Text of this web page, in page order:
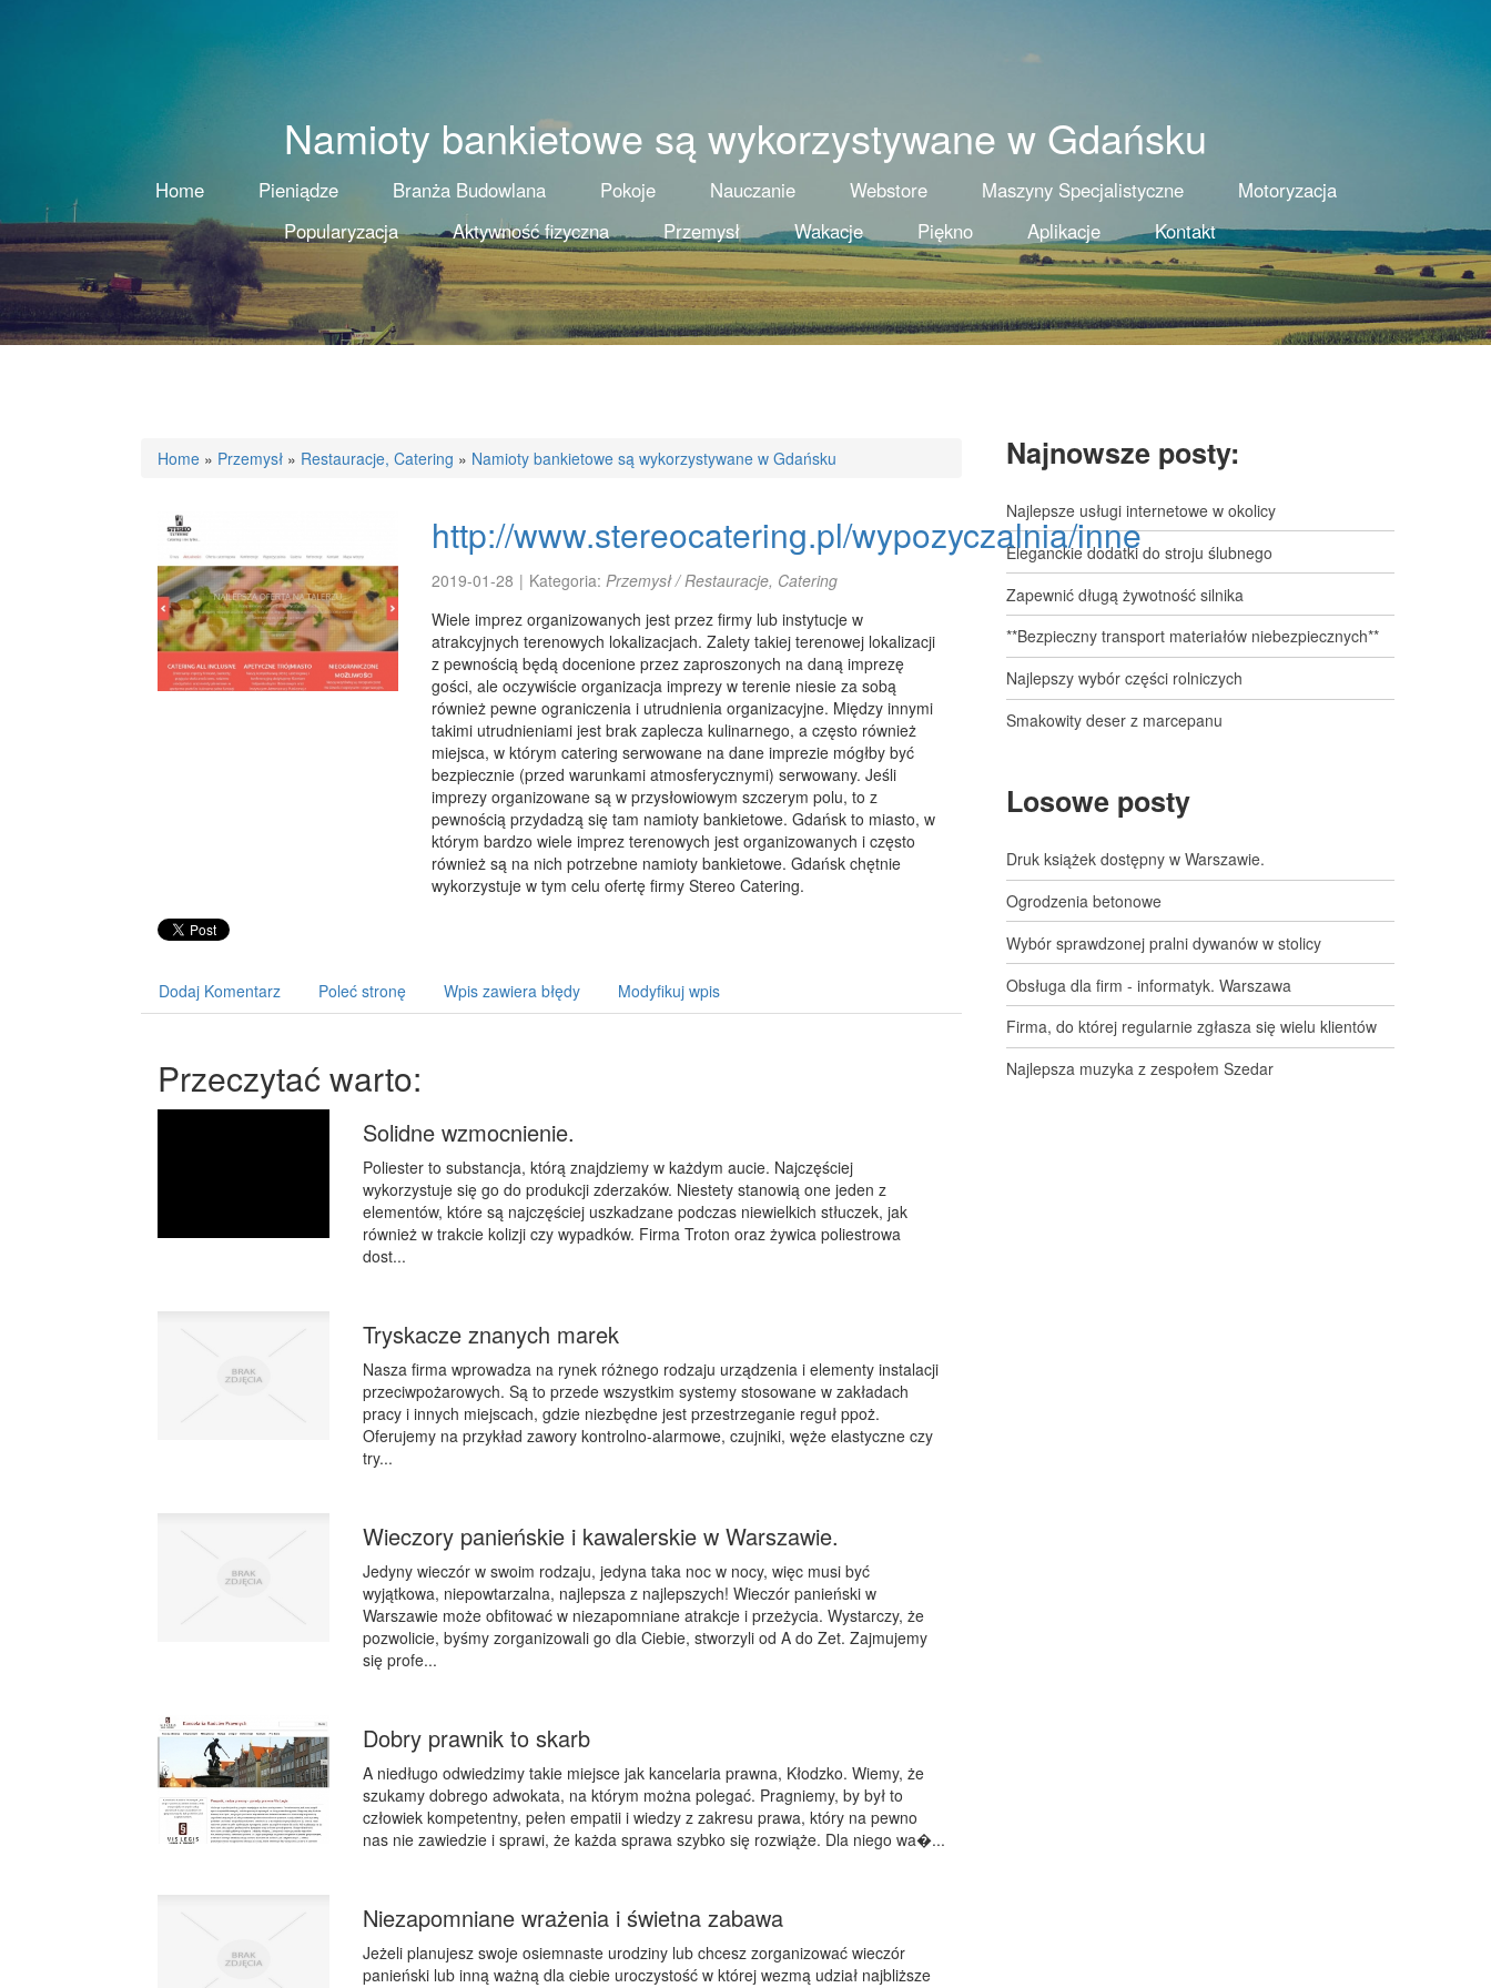
Namioty bankietowe są wykorzystywane w Gdańsku
Home Pieniądze Branża Budowlana Pokoje Nauczanie Webstore Maszyny Specjalistyczne
Motoryzacja
Popularyzacja
Aktywność fizyczna Przemysł Wakacje Piękno Aplikacje Kontakt
Home » Przemysł » Restauracje, Catering » Namioty bankietowe są wykorzystywane w Gdańsku
http://www.stereocatering.pl/wypozyczalnia/inne
2019-01-28 | Kategoria: Przemysł / Restauracje, Catering
Wiele imprez organizowanych jest przez firmy lub instytucje w
atrakcyjnych terenowych lokalizacjach. Zalety takiej terenowej lokalizacji
z pewnością będą docenione przez zaproszonych na daną imprezę
gości, ale oczywiście organizacja imprezy w terenie niesie za sobą
również pewne ograniczenia i utrudnienia organizacyjne. Między innymi
takimi utrudnieniami jest brak zaplecza kulinarnego, a często również
miejsca, w którym catering serwowane na dane imprezie mógłby być
bezpiecznie (przed warunkami atmosferycznymi) serwowany. Jeśli
imprezy organizowane są w przysłowiowym szczerym polu, to z
pewnością przydadzą się tam namioty bankietowe. Gdańsk to miasto, w
którym bardzo wiele imprez terenowych jest organizowanych i często
również są na nich potrzebne namioty bankietowe. Gdańsk chętnie
wykorzystuje w tym celu ofertę firmy Stereo Catering.
Dodaj Komentarz Poleć stronę Wpis zawiera błędy Modyfikuj wpis
Przeczytać warto:
Solidne wzmocnienie.
Poliester to substancja, którą znajdziemy w każdym aucie. Najczęściej
wykorzystuje się go do produkcji zderzaków. Niestety stanowią one jeden z
elementów, które są najczęściej uszkadzane podczas niewielkich stłuczek, jak
również w trakcie kolizji czy wypadków. Firma Troton oraz żywica poliestrowa
dost...
Tryskacze znanych marek
Nasza firma wprowadza na rynek różnego rodzaju urządzenia i elementy instalacji
przeciwpożarowych. Są to przede wszystkim systemy stosowane w zakładach
pracy i innych miejscach, gdzie niezbędne jest przestrzeganie reguł ppoż.
Oferujemy na przykład zawory kontrolno-alarmowe, czujniki, węże elastyczne czy
try...
Wieczory panieńskie i kawalerskie w Warszawie.
Jedyny wieczór w swoim rodzaju, jedyna taka noc w nocy, więc musi być
wyjątkowa, niepowtarzalna, najlepsza z najlepszych! Wieczór panieński w
Warszawie może obfitować w niezapomniane atrakcje i przeżycia. Wystarczy, że
pozwolicie, byśmy zorganizowali go dla Ciebie, stworzyli od A do Zet. Zajmujemy
się profe...
Dobry prawnik to skarb
A niedługo odwiedzimy takie miejsce jak kancelaria prawna, Kłodzko. Wiemy, że
szukamy dobrego adwokata, na którym można polegać. Pragniemy, by był to
człowiek kompetentny, pełen empatii i wiedzy z zakresu prawa, który na pewno
nas nie zawiedzie i sprawi, że każda sprawa szybko się rozwiąże. Dla niego wa�...
Niezapomniane wrażenia i świetna zabawa
Jeżeli planujesz swoje osiemnaste urodziny lub chcesz zorganizować wieczór
panieński lub inną ważną dla ciebie uroczystość w której wezmą udział najbliższe
Najnowsze posty:
Najlepsze usługi internetowe w okolicy
Eleganckie dodatki do stroju ślubnego
Zapewnić długą żywotność silnika
**Bezpieczny transport materiałów niebezpiecznych**
Najlepszy wybór części rolniczych
Smakowity deser z marcepanu
Losowe posty
Druk książek dostępny w Warszawie.
Ogrodzenia betonowe
Wybór sprawdzonej pralni dywanów w stolicy
Obsługa dla firm - informatyk. Warszawa
Firma, do której regularnie zgłasza się wielu klientów
Najlepsza muzyka z zespołem Szedar